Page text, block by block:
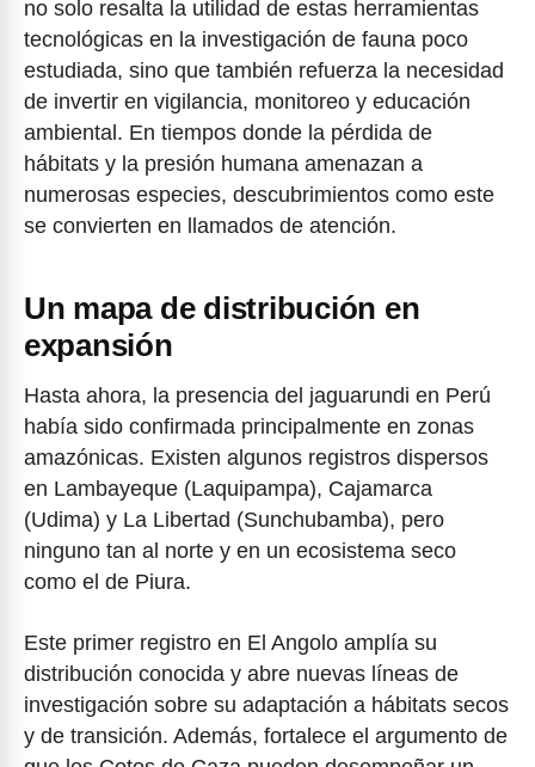
no solo resalta la utilidad de estas herramientas
tecnológicas en la investigación de fauna poco
estudiada, sino que también refuerza la necesidad
de invertir en vigilancia, monitoreo y educación
ambiental. En tiempos donde la pérdida de
hábitats y la presión humana amenazan a
numerosas especies, descubrimientos como este
se convierten en llamados de atención.
Un mapa de distribución en
expansión
Hasta ahora, la presencia del jaguarundi en Perú
había sido confirmada principalmente en zonas
amazónicas. Existen algunos registros dispersos
en Lambayeque (Laquipampa), Cajamarca
(Udima) y La Libertad (Sunchubamba), pero
ninguno tan al norte y en un ecosistema seco
como el de Piura.
Este primer registro en El Angolo amplía su
distribución conocida y abre nuevas líneas de
investigación sobre su adaptación a hábitats secos
y de transición. Además, fortalece el argumento de